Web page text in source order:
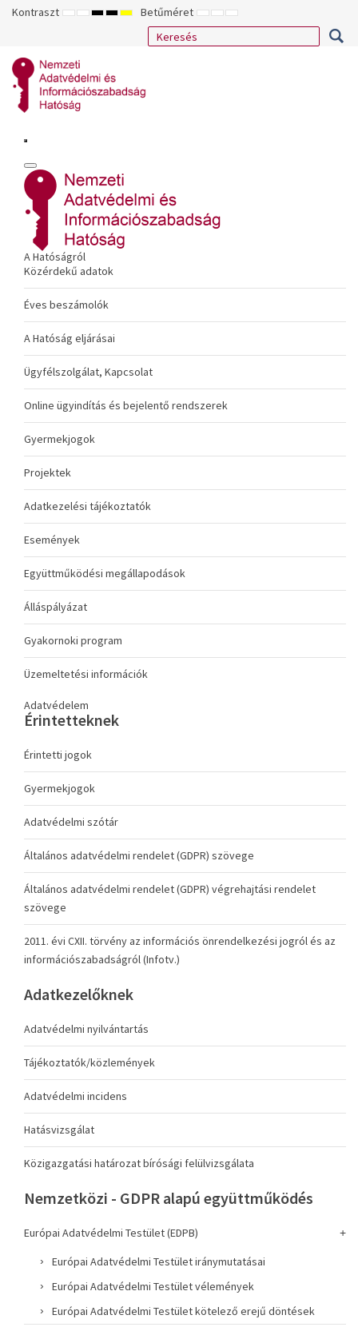
Kontraszt ALAPÉRTELMEZETT
ÉJSZAKAI
NAGY
KONTRASZTÚ
NAGY
KONTRASZTÚ
NAGY
KONTRASZTÚ
SÁRGA
FEKETE
Betűméret KISEBB
BETŰTÍPUS
ALAPÉRTELMEZETT
BETŰMÉRET
NAGYOBB
BETŰMÉRET
A Hatóságról
Közérdekű adatok
Éves beszámolók
A Hatóság eljárásai
Ügyfélszolgálat, Kapcsolat
Online ügyindítás és bejelentő rendszerek
Gyermekjogok
Projektek
Adatkezelési tájékoztatók
Események
Együttműködési megállapodások
Álláspályázat
Gyakornoki program
Üzemeltetési információk
Adatvédelem
Érintetteknek
Érintetti jogok
Gyermekjogok
Adatvédelmi szótár
Általános adatvédelmi rendelet (GDPR) szövege
Általános adatvédelmi rendelet (GDPR) végrehajtási rendelet
szövege
2011. évi CXII. törvény az információs önrendelkezési jogról és az
információszabadságról (Infotv.)
Adatkezelőknek
Adatvédelmi nyilvántartás
Tájékoztatók/közlemények
Adatvédelmi incidens
Hatásvizsgálat
Közigazgatási határozat bírósági felülvizsgálata
Nemzetközi - GDPR alapú együttműködés
Európai Adatvédelmi Testület (EDPB)
Európai Adatvédelmi Testület iránymutatásai
Európai Adatvédelmi Testület vélemények
Európai Adatvédelmi Testület kötelező erejű döntések